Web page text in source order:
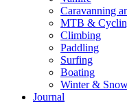
Caravanning
MTB &
Climbing
Paddling
Surfing
Boating
Winter &
Journal